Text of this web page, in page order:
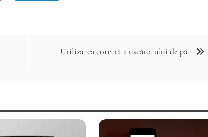
Utilizarea corectă a uscătorului de păr